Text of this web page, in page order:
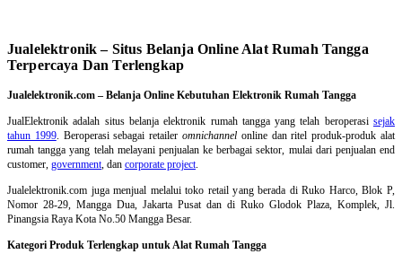
Jualelektronik – Situs Belanja Online Alat Rumah Tangga
Terpercaya Dan Terlengkap
Jualelektronik.com – Belanja Online Kebutuhan Elektronik Rumah Tangga
JualElektronik adalah situs belanja elektronik rumah tanggayang telah beroperasisejak
tahun 1999. Beroperasi sebagai retaileromnichannel online dan ritel produk-produk alat
rumah tangga yang telah melayani penjualan ke berbagai sektor, mulai dari penjualan end
customer, government, dan corporate project.
Jualelektronik.com juga menjual melalui toko retail yang berada di Ruko Harco, Blok P,
Nomor 28-29, Mangga Dua, Jakarta Pusat dan di Ruko Glodok Plaza, Komplek, Jl.
Pinangsia Raya Kota No.50 Mangga Besar.
Kategori Produk Terlengkap untuk Alat Rumah Tangga